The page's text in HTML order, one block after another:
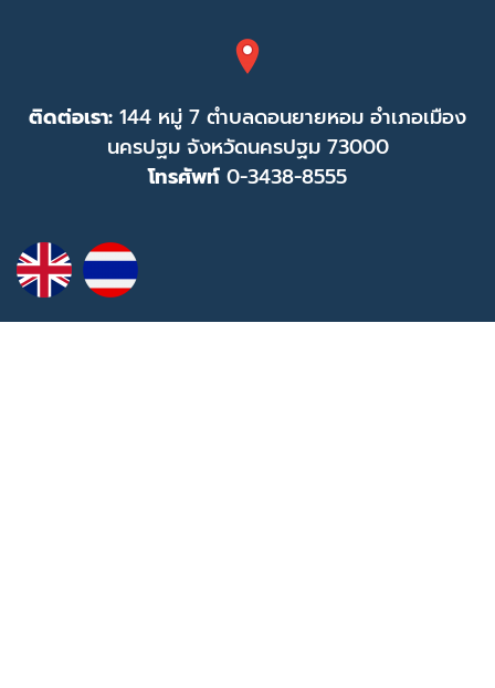
ติดต่อเรา: 144 หมู่ 7 ตำบลดอนยายหอม อำเภอเมือง
นครปฐม จังหวัดนครปฐม 73000
โทรศัพท์ 0-3438-8555